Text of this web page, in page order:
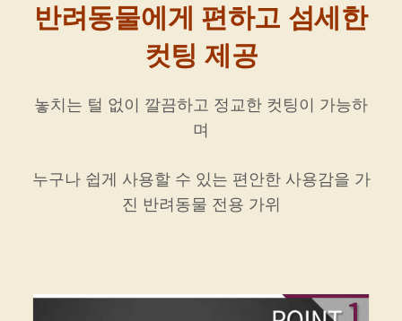
반려동물에게 편하고 섬세한
컷팅 제공
놓치는 털 없이 깔끔하고 정교한 컷팅이 가능하
며
누구나 쉽게 사용할 수 있는 편안한 사용감을 가
진 반려동물 전용 가위